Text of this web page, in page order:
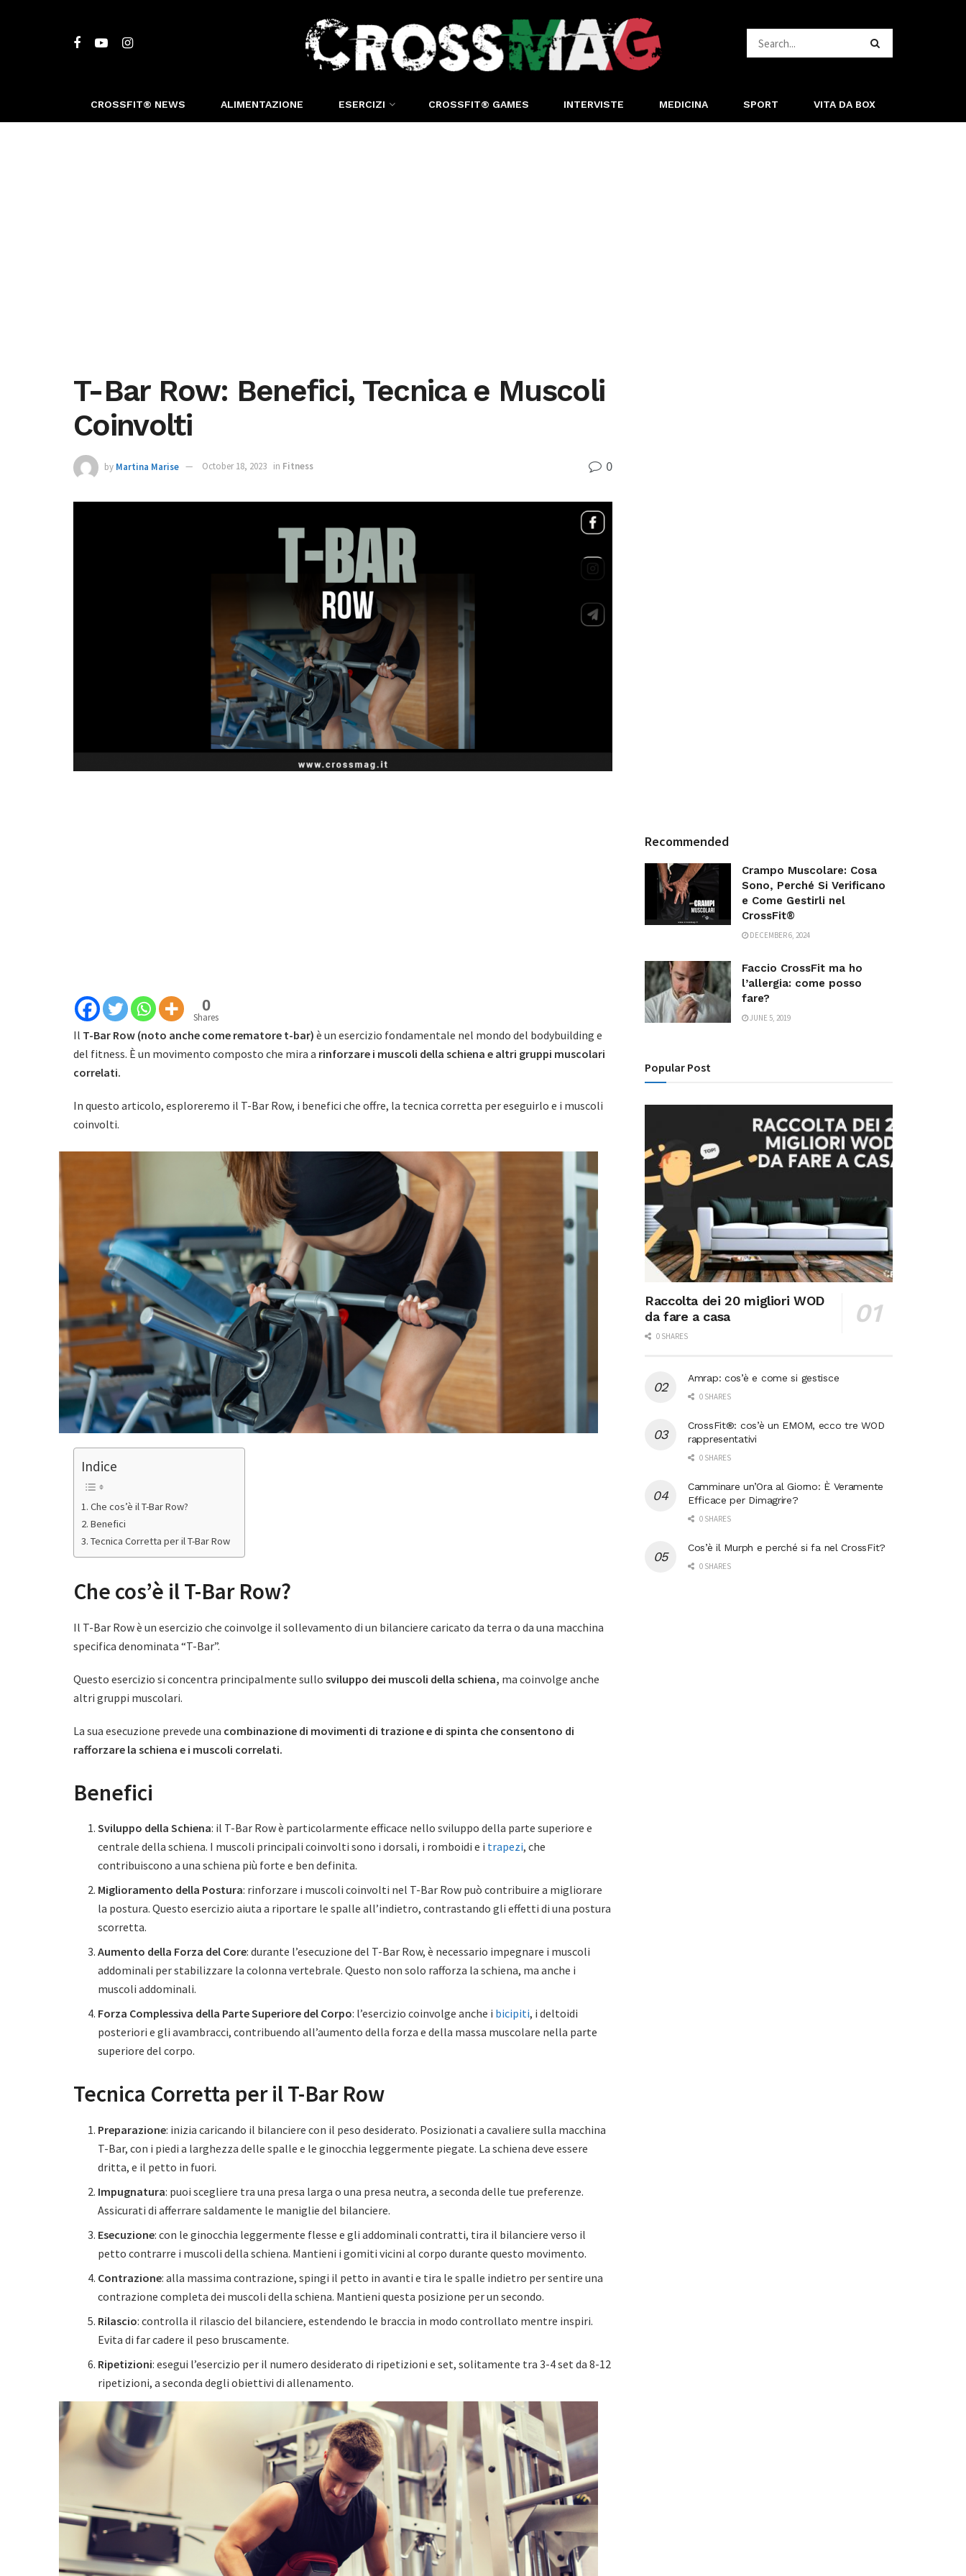
CROSSFIT® NEWS ALIMENTAZIONE ESERCIZI CROSSFIT® GAMES INTERVISTE MEDICINA SPORT VITA DA BOX
T-Bar Row: Benefici, Tecnica e Muscoli
Coinvolti
by Martina Marise October 18, 2023 in Fitness 0
0
Shares
Il T-Bar Row (noto anche come rematore t-bar) è un esercizio fondamentale nel mondo del bodybuilding e
del fitness. È un movimento composto che mira a rinforzare i muscoli della schiena e altri gruppi muscolari
correlati.
In questo articolo, esploreremo il T-Bar Row, i benefici che offre, la tecnica corretta per eseguirlo e i muscoli
coinvolti.
Indice
Che cos’è il T-Bar Row?
Benefici
Tecnica Corretta per il T-Bar Row
Che cos’è il T-Bar Row?
Il T-Bar Row è un esercizio che coinvolge il sollevamento di un bilanciere caricato da terra o da una macchina
specifica denominata “T-Bar”.
Questo esercizio si concentra principalmente sullo sviluppo dei muscoli della schiena, ma coinvolge anche
altri gruppi muscolari.
La sua esecuzione prevede una combinazione di movimenti di trazione e di spinta che consentono di
rafforzare la schiena e i muscoli correlati.
Benefici
Sviluppo della Schiena: il T-Bar Row è particolarmente efficace nello sviluppo della parte superiore e
centrale della schiena. I muscoli principali coinvolti sono i dorsali, i romboidi e i trapezi, che
contribuiscono a una schiena più forte e ben definita.
Miglioramento della Postura: rinforzare i muscoli coinvolti nel T-Bar Row può contribuire a migliorare
la postura. Questo esercizio aiuta a riportare le spalle all’indietro, contrastando gli effetti di una postura
scorretta.
Aumento della Forza del Core: durante l’esecuzione del T-Bar Row, è necessario impegnare i muscoli
addominali per stabilizzare la colonna vertebrale. Questo non solo rafforza la schiena, ma anche i
muscoli addominali.
Forza Complessiva della Parte Superiore del Corpo: l’esercizio coinvolge anche i bicipiti, i deltoidi
posteriori e gli avambracci, contribuendo all’aumento della forza e della massa muscolare nella parte
superiore del corpo.
Tecnica Corretta per il T-Bar Row
Preparazione: inizia caricando il bilanciere con il peso desiderato. Posizionati a cavaliere sulla macchina
T-Bar, con i piedi a larghezza delle spalle e le ginocchia leggermente piegate. La schiena deve essere
dritta, e il petto in fuori.
Impugnatura: puoi scegliere tra una presa larga o una presa neutra, a seconda delle tue preferenze.
Assicurati di afferrare saldamente le maniglie del bilanciere.
Esecuzione: con le ginocchia leggermente flesse e gli addominali contratti, tira il bilanciere verso il
petto contrarre i muscoli della schiena. Mantieni i gomiti vicini al corpo durante questo movimento.
Contrazione: alla massima contrazione, spingi il petto in avanti e tira le spalle indietro per sentire una
contrazione completa dei muscoli della schiena. Mantieni questa posizione per un secondo.
Rilascio: controlla il rilascio del bilanciere, estendendo le braccia in modo controllato mentre inspiri.
Evita di far cadere il peso bruscamente.
Ripetizioni: esegui l’esercizio per il numero desiderato di ripetizioni e set, solitamente tra 3-4 set da 8-12
ripetizioni, a seconda degli obiettivi di allenamento.
Recommended
Crampo Muscolare: Cosa
Sono, Perché Si Verificano
e Come Gestirli nel
CrossFit®
DECEMBER 6, 2024
Faccio CrossFit ma ho
l’allergia: come posso
fare?
JUNE 5, 2019
Popular Post
Raccolta dei 20 migliori WOD
da fare a casa
0 SHARES
Amrap: cos’è e come si gestisce
0 SHARES
CrossFit®: cos’è un EMOM, ecco tre WOD
rappresentativi
0 SHARES
Camminare un’Ora al Giorno: È Veramente
Efficace per Dimagrire?
0 SHARES
Cos’è il Murph e perché si fa nel CrossFit?
0 SHARES